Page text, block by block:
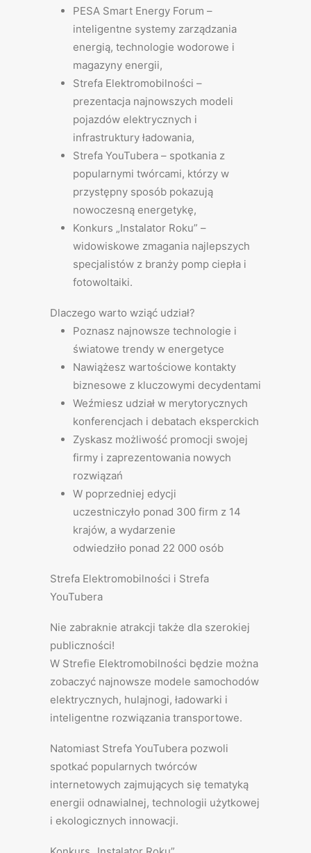
PESA Smart Energy Forum –
inteligentne systemy zarządzania
energią, technologie wodorowe i
magazyny energii,
Strefa Elektromobilności –
prezentacja najnowszych modeli
pojazdów elektrycznych i
infrastruktury ładowania,
Strefa YouTubera – spotkania z
popularnymi twórcami, którzy w
przystępny sposób pokazują
nowoczesną energetykę,
Konkurs „Instalator Roku” –
widowiskowe zmagania najlepszych
specjalistów z branży pomp ciepła i
fotowoltaiki.
Dlaczego warto wziąć udział?
Poznasz najnowsze technologie i
światowe trendy w energetyce
Nawiążesz wartościowe kontakty
biznesowe z kluczowymi decydentami
Weźmiesz udział w merytorycznych
konferencjach i debatach eksperckich
Zyskasz możliwość promocji swojej
firmy i zaprezentowania nowych
rozwiązań
W poprzedniej edycji
uczestniczyło ponad 300 firm z 14
krajów, a wydarzenie
odwiedziło ponad 22 000 osób
Strefa Elektromobilności i Strefa
YouTubera
Nie zabraknie atrakcji także dla szerokiej
publiczności!
W Strefie Elektromobilności będzie można
zobaczyć najnowsze modele samochodów
elektrycznych, hulajnogi, ładowarki i
inteligentne rozwiązania transportowe.
Natomiast Strefa YouTubera pozwoli
spotkać popularnych twórców
internetowych zajmujących się tematyką
energii odnawialnej, technologii użytkowej
i ekologicznych innowacji.